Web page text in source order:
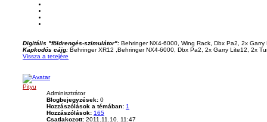
Digitális "földrengés-szimulátor": Behringer NX4-6000, Wing Rack, Dbx Pa2, 2x
Kapkodós cájg: Behringer XR12 ,Behringer NX4-6000, Dbx Pa2, 2x Garry Lite12, 2x
Vissza a tetejére
Pityu
Adminisztrátor
Blogbejegyzések: 0
Hozzászólások a témában: 1
Hozzászólások: 165
Csatlakozott: 2011.11.10. 11:47